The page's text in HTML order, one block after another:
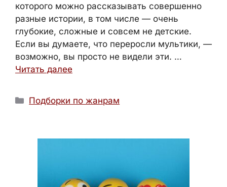
которого можно рассказывать совершенно
разные истории, в том числе — очень
глубокие, сложные и совсем не детские.
Если вы думаете, что переросли мультики, —
возможно, вы просто не видели эти. …
Читать далее
Рубрики
Подборки по жанрам